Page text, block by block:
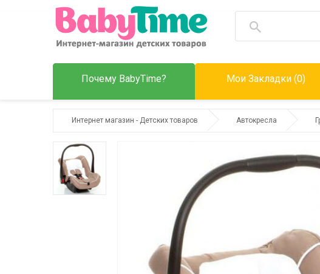
Почему BabyTime? Мои Закладки (0)
Интернет магазин - Детских товаров Автокресла